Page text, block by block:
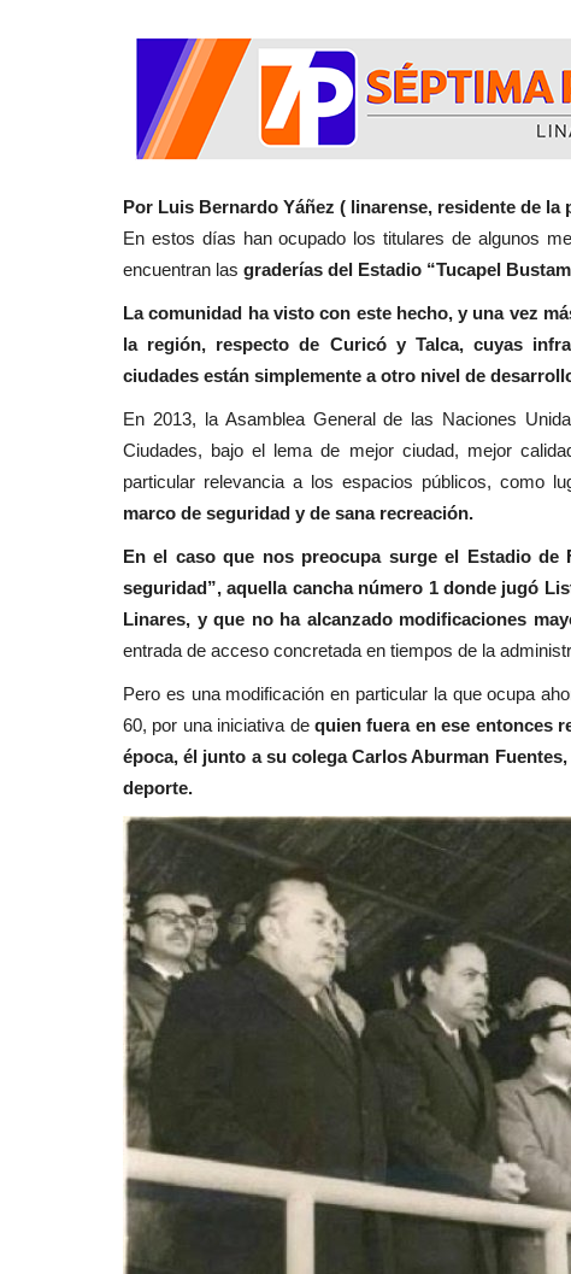
Por Luis Bernardo Yáñez ( linarense, residente de
En estos días han ocupado los titulares de algunos
encuentran las graderías del Estadio “Tucapel
La comunidad ha visto con este hecho, y una vez
la región, respecto de Curicó y Talca, cuyas
ciudades están simplemente a otro nivel de
En 2013, la Asamblea General de las Naciones
Ciudades, bajo el lema de mejor ciudad, mejor
particular relevancia a los espacios públicos, como
marco de seguridad y de sana recreación.
En el caso que nos preocupa surge el Estadio
seguridad”, aquella cancha número 1 donde jugó
Linares, y que no ha alcanzado modificaciones
entrada de acceso concretada en tiempos de la
Pero es una modificación en particular la que ocupa
60, por una iniciativa de quien fuera en ese entonces
época, él junto a su colega Carlos Aburman
deporte.
Deporte
Mindep-IND del Maule dio el
sus talleres sociales...
La oferta programática del Mindep- IND de la región
Maule también abarca jóvenes,...